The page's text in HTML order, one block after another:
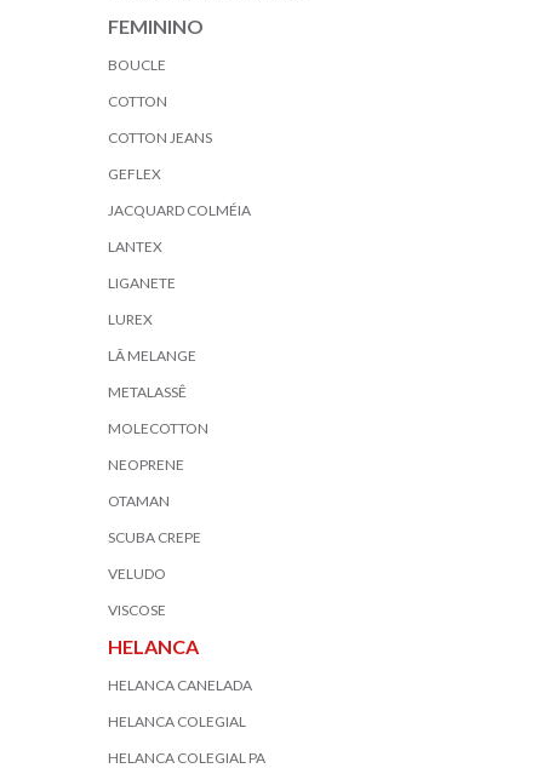
FEMININO
BOUCLE
COTTON
COTTON JEANS
GEFLEX
JACQUARD COLMÉIA
LANTEX
LIGANETE
LUREX
LÃ MELANGE
METALASSÊ
MOLECOTTON
NEOPRENE
OTAMAN
SCUBA CREPE
VELUDO
VISCOSE
HELANCA
HELANCA CANELADA
HELANCA COLEGIAL
HELANCA COLEGIAL PA